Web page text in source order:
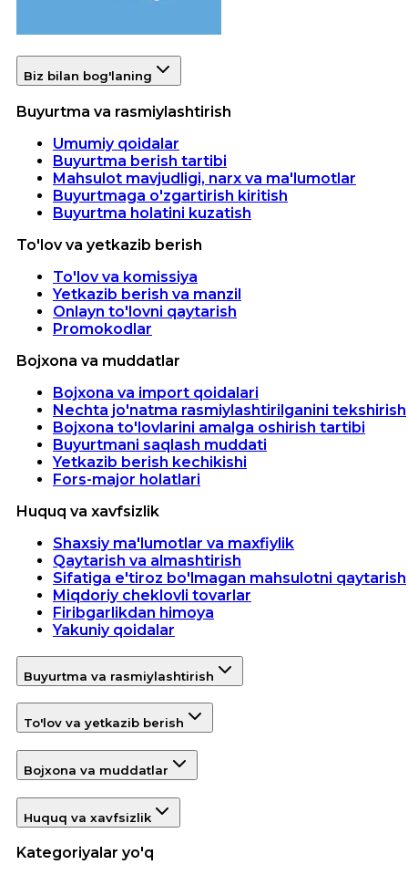
Biz bilan bog'laning
Buyurtma va rasmiylashtirish
Umumiy qoidalar
Buyurtma berish tartibi
Mahsulot mavjudligi, narx va ma'lumotlar
Buyurtmaga o'zgartirish kiritish
Buyurtma holatini kuzatish
To'lov va yetkazib berish
To'lov va komissiya
Yetkazib berish va manzil
Onlayn to'lovni qaytarish
Promokodlar
Bojxona va muddatlar
Bojxona va import qoidalari
Nechta jo'natma rasmiylashtirilganini tekshirish
Bojxona to'lovlarini amalga oshirish tartibi
Buyurtmani saqlash muddati
Yetkazib berish kechikishi
Fors-major holatlari
Huquq va xavfsizlik
Shaxsiy ma'lumotlar va maxfiylik
Qaytarish va almashtirish
Sifatiga e'tiroz bo'lmagan mahsulotni qaytarish
Miqdoriy cheklovli tovarlar
Firibgarlikdan himoya
Yakuniy qoidalar
Buyurtma va rasmiylashtirish
To'lov va yetkazib berish
Bojxona va muddatlar
Huquq va xavfsizlik
Kategoriyalar yo'q